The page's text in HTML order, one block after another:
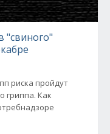
"свиного"
риска пройдут
гриппа. Как